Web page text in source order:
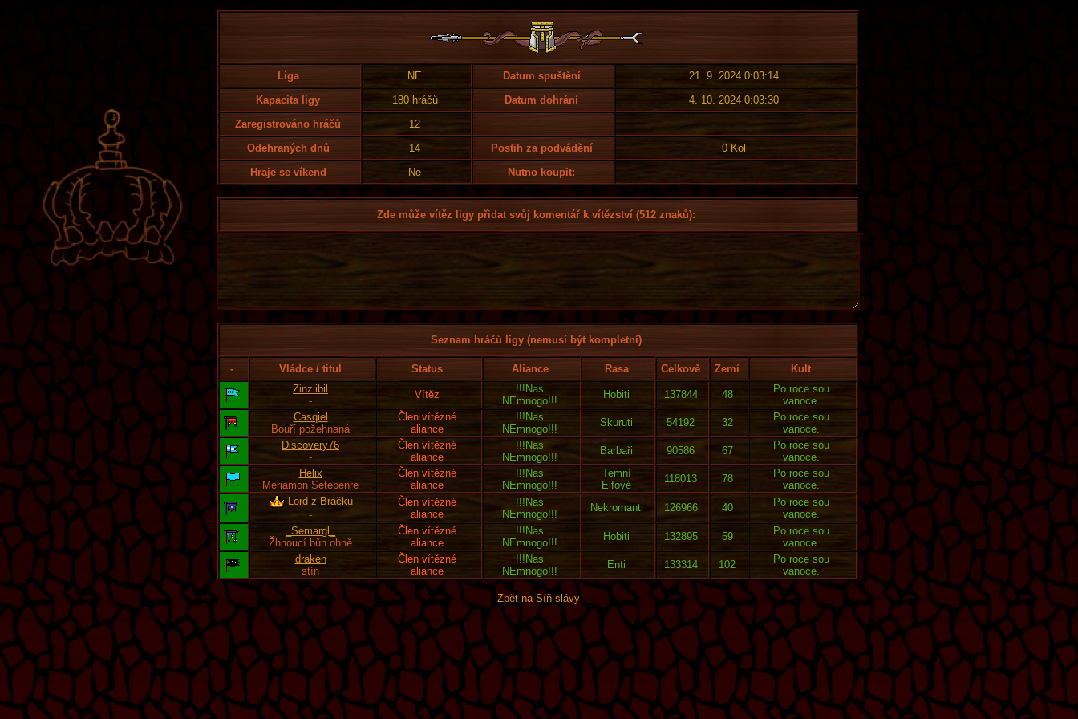
Liga NE Datum spuštění
21. 9. 2024 0:03:14
Kapacita ligy
180 hráčů Datum dohrání
4. 10. 2024 0:03:30
Zaregistrováno hráčů
12
Odehraných dnů
14 Postih za podvádění
0 Kol
Hraje se víkend
Ne Nutno koupit: -
Zde může vítěz ligy přidat svůj komentář k vítězství (512 znaků):
Seznam hráčů ligy (nemusí být kompletní)
- Vládce / titul Status Aliance Rasa Celkově Zemí
Kult
Zinziibil
-
Vítěz
!!!Nas
NEmnogo!!!
Hobiti 137844 48
Po roce sou
vanoce.
Casqiel
Bouří požehnaná
Člen vítězné
aliance
!!!Nas
NEmnogo!!!
Skuruti 54192 32
Po roce sou
vanoce.
Discovery76
-
Člen vítězné
aliance
!!!Nas
NEmnogo!!!
Barbaři 90586 67
Po roce sou
vanoce.
Helix
Meriamon Setepenre
Člen vítězné
aliance
!!!Nas
NEmnogo!!!
Temní
Elfové
118013 78
Po roce sou
vanoce.
Lord z Bráčku
-
Člen vítězné
aliance
!!!Nas
NEmnogo!!!
Nekromanti 126966 40
Po roce sou
vanoce.
_Semargl_
Žhnoucí bůh ohně
Člen vítězné
aliance
!!!Nas
NEmnogo!!!
Hobiti 132895 59
Po roce sou
vanoce.
draken
stín
Člen vítězné
aliance
!!!Nas
NEmnogo!!!
Enti 133314 102
Po roce sou
vanoce.
Zpět na Síň slávy